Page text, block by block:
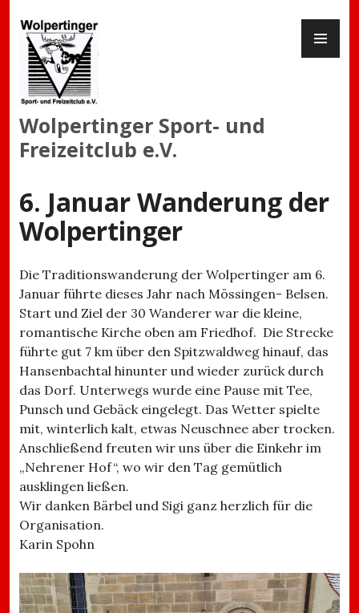
Inhalt
springen
Wolpertinger Sport- und
Freizeitclub e.V.
6. Januar Wanderung der
Wolpertinger
Die Traditionswanderung der Wolpertinger am 6.
Januar führte dieses Jahr nach Mössingen- Belsen.
Start und Ziel der 30 Wanderer war die kleine,
romantische Kirche oben am Friedhof. Die Strecke
führte gut 7 km über den Spitzwaldweg hinauf, das
Hansenbachtal hinunter und wieder zurück durch
das Dorf. Unterwegs wurde eine Pause mit Tee,
Punsch und Gebäck eingelegt. Das Wetter spielte
mit, winterlich kalt, etwas Neuschnee aber trocken.
Anschließend freuten wir uns über die Einkehr im
„Nehrener Hof“, wo wir den Tag gemütlich
ausklingen ließen.
Wir danken Bärbel und Sigi ganz herzlich für die
Organisation.
Karin Spohn